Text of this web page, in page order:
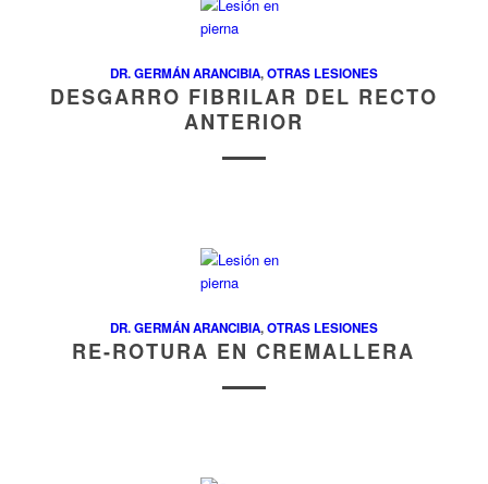
DR. GERMÁN ARANCIBIA,OTRAS LESIONES
DESGARRO FIBRILAR DEL RECTO
ANTERIOR
DR. GERMÁN ARANCIBIA,OTRAS LESIONES
RE-ROTURA EN CREMALLERA